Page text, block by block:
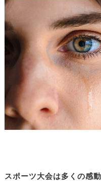
スポーツ大会は多くの感